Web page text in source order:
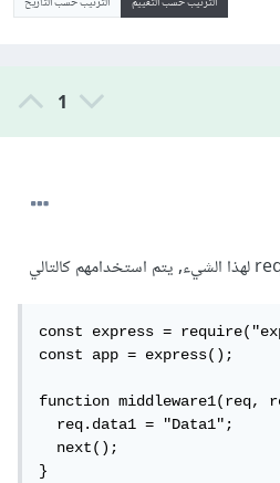
1
const express =
const app = express();
function middleware1(req,
  req.data1 = "Data1";
  next();
}